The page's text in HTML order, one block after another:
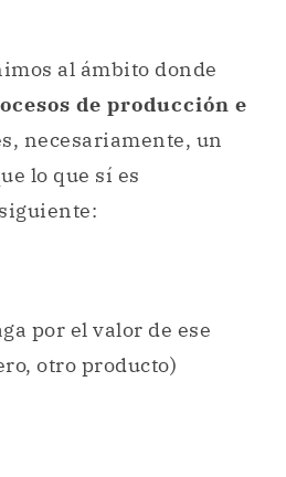
al ámbito donde
de producción e
necesariamente, un
lo que sí es
por el valor de ese
otro producto)